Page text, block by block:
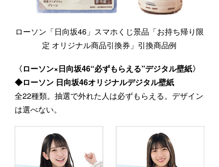
ローソン「日向坂46」スマホくじ景品「お持ち帰り限
定 オリジナル商品引換券」引換商品例
〈ローソン×日向坂46“必ずもらえる”デジタル壁紙〉
◆ローソン 日向坂46オリジナルデジタル壁紙
全22種類。抽選で外れた人は必ずもらえる。デザイン
は選べない。